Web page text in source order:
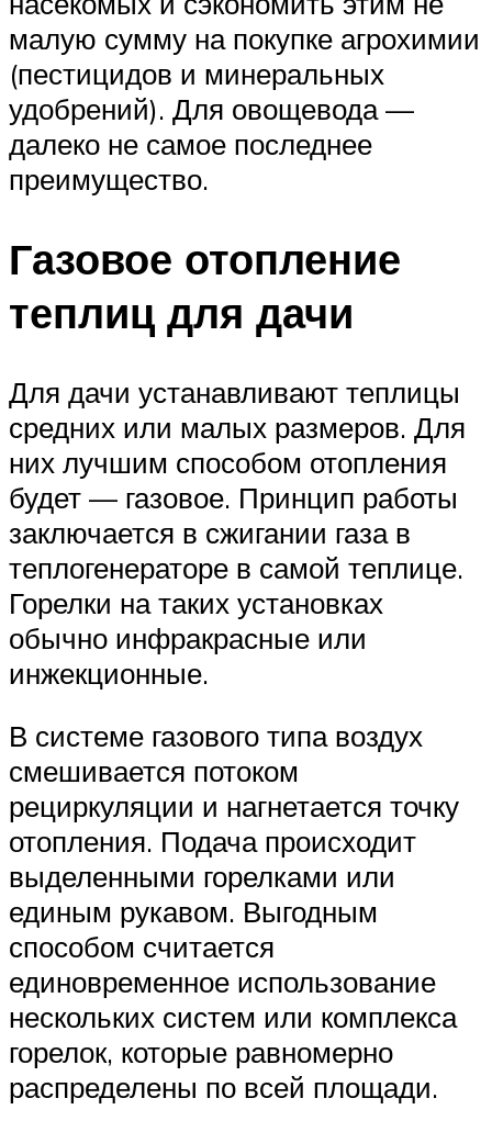
малую сумму на покупке агрохимии
(пестицидов и минеральных
удобрений). Для овощевода —
далеко не самое последнее
преимущество.
Газовое отопление
теплиц для дачи
Для дачи устанавливают теплицы
средних или малых размеров. Для
них лучшим способом отопления
будет — газовое. Принцип работы
заключается в сжигании газа в
теплогенераторе в самой теплице.
Горелки на таких установках
обычно инфракрасные или
инжекционные.
В системе газового типа воздух
смешивается потоком
рециркуляции и нагнетается точку
отопления. Подача происходит
выделенными горелками или
единым рукавом. Выгодным
способом считается
единовременное использование
нескольких систем или комплекса
горелок, которые равномерно
распределены по всей площади.